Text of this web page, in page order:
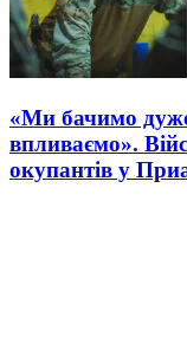
«Ми бачимо
впливаємо».
окупантів у